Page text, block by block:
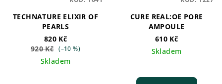
TECHNATURE ELIXIR OF
PEARLS
820 Kč
920 Kč (–10 %)
Skladem
CURE REAL:OE PORE
AMPOULE
610 Kč
Skladem